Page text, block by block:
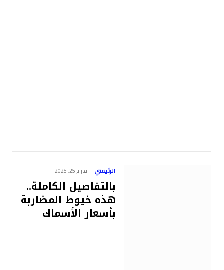
الرئيسي فبراير 25, 2025
بالتفاصيل الكاملة..
هذه خيوط المضاربة
بأسعار الأسماك